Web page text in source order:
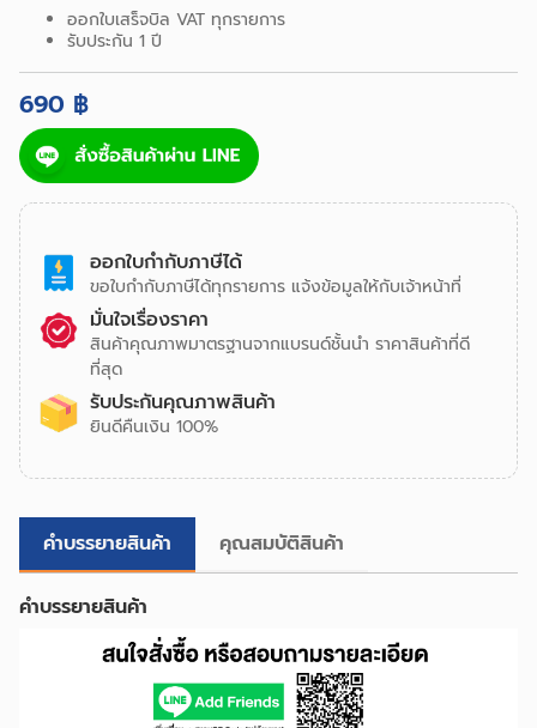
ออกใบเสร็จบิล VAT ทุกรายการ
รับประกัน 1 ปี
690 ฿
ออกใบกำกับภาษีได้
ขอใบกำกับภาษีได้ทุกรายการ แจ้งข้อมูลให้กับเจ้าหน้าที่
มั่นใจเรื่องราคา
สินค้าคุณภาพมาตรฐานจากแบรนด์ชั้นนำ ราคาสินค้าที่ดี
ที่สุด
รับประกันคุณภาพสินค้า
ยินดีคืนเงิน 100%
คำบรรยายสินค้า คุณสมบัติสินค้า
คำบรรยายสินค้า